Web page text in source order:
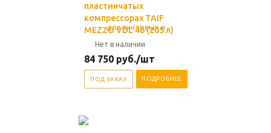
пластинчатых
компрессорах TAIF
MEZZO VDL 46 (205 л)
Нет в наличии
84 750 руб./шт
ПОД ЗАКАЗ ПОДРОБНЕЕ